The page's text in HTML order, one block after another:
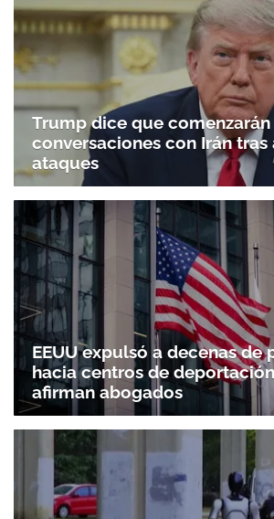
Trump dice que comenzarán
conversaciones con Irán tras
ataques
EEUU expulsó a decenas de
hacia centros de
afirman abogados